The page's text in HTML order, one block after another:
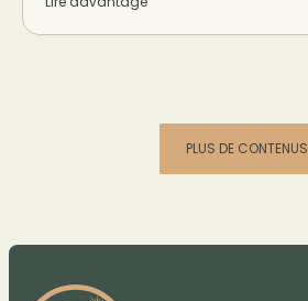
PLUS DE CONTENUS